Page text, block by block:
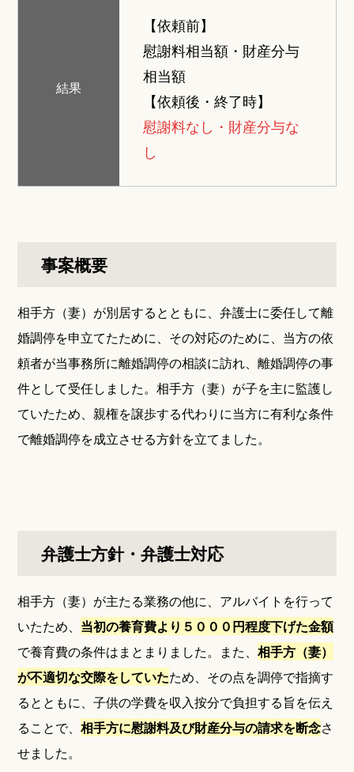
結果
【依頼前】
慰謝料相当額・財産分与
相当額
【依頼後・終了時】
慰謝料なし・財産分与な
し
事案概要
相手方（妻）が別居するとともに、弁護士に委任して離
婚調停を申立てたために、その対応のために、当方の依
頼者が当事務所に離婚調停の相談に訪れ、離婚調停の事
件として受任しました。相手方（妻）が子を主に監護し
ていたため、親権を譲歩する代わりに当方に有利な条件
で離婚調停を成立させる方針を立てました。
弁護士方針・弁護士対応
相手方（妻）が主たる業務の他に、アルバイトを行って
いたため、 当初の養育費より５０００円程度下げた金額
で養育費の条件はまとまりました。また、相手方（妻）
が不適切な交際をしていたため、その点を調停で指摘す
るとともに、子供の学費を収入按分で負担する旨を伝え
ることで、相手方に慰謝料及び財産分与の請求を断念さ
せました。